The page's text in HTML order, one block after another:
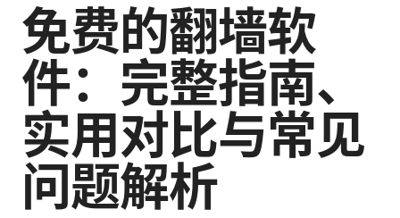
免费的翻墙软
件：完整指南、
实用对比与常见
问题解析